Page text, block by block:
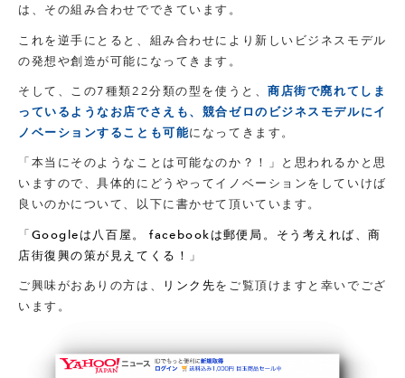
は、その組み合わせでできています。
これを逆手にとると、組み合わせにより新しいビジネスモデル
の発想や創造が可能になってきます。
そして、この7種類22分類の型を使うと、商店街で廃れてしま
っているようなお店でさえも、競合ゼロのビジネスモデルにイ
ノベーションすることも可能になってきます。
「本当にそのようなことは可能なのか？！」と思われるかと思
いますので、具体的にどうやってイノベーションをしていけば
良いのかについて、以下に書かせて頂いています。
「 Googleは八百屋。 facebookは郵便局。そう考えれば、商
店街復興の策が見えてくる！
」
ご興味がおありの方は、 リンク先をご覧頂けますと幸いでござ
います。